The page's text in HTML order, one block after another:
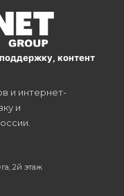
контент
и интернет-
и
2й этаж